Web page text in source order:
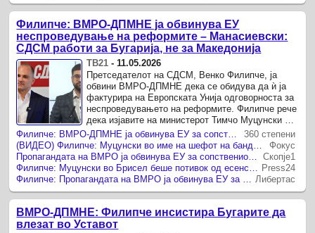
Филипче: ВМРО-ДПМНЕ ја обвинува ЕУ
неспроведување на реформите – Манасиевски:
СДСМ работи за Бугарија, не за Македонија
ТВ21 - 11.05.2026
Претседателот на СДСМ, Венко Филипче, ја
обвини ВМРО-ДПМНЕ дека се обидува да ѝ ја
фактурира на Европската Унија одговорноста за
неспроведувањето на реформите. Филипче рече
дека изјавите на министерот Тимчо Муцунски во
Брисел се класична политичка ...
360 степени
Фокус
Скопје1
Press24
Либертас
ВМРО-ДПМНЕ: Филипче инсистира Бугарите да
влезат во Уставот